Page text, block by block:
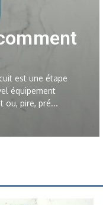
est une étape
équipement
ou, pire, pré...